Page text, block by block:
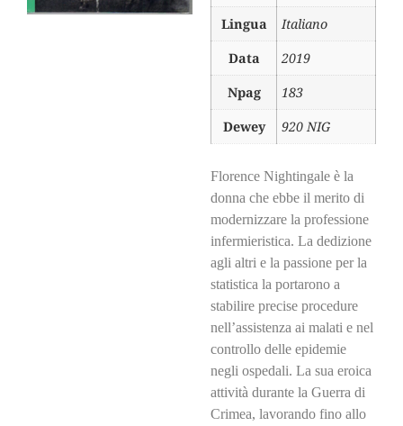
Lingua
Italiano
Data
2019
Npag
183
Dewey
920 NIG
Florence Nightingale è la
donna che ebbe il merito di
modernizzare la professione
infermieristica. La dedizione
agli altri e la passione per la
statistica la portarono a
stabilire precise procedure
nell’assistenza ai malati e nel
controllo delle epidemie
negli ospedali. La sua eroica
attività durante la Guerra di
Crimea, lavorando fino allo